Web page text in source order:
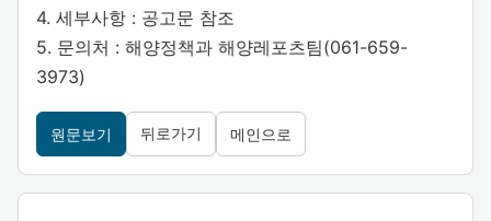
4. 세부사항 : 공고문 참조
5. 문의처 : 해양정책과 해양레포츠팀(061-659-
3973)
원문보기 뒤로가기 메인으로